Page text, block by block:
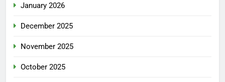
January 2026
December 2025
November 2025
October 2025